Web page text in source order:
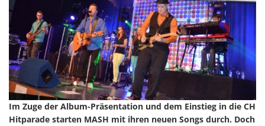
Im Zuge der Album-Präsentation und dem Einstieg in die CH
Hitparade starten MASH mit ihren neuen Songs durch. Doch